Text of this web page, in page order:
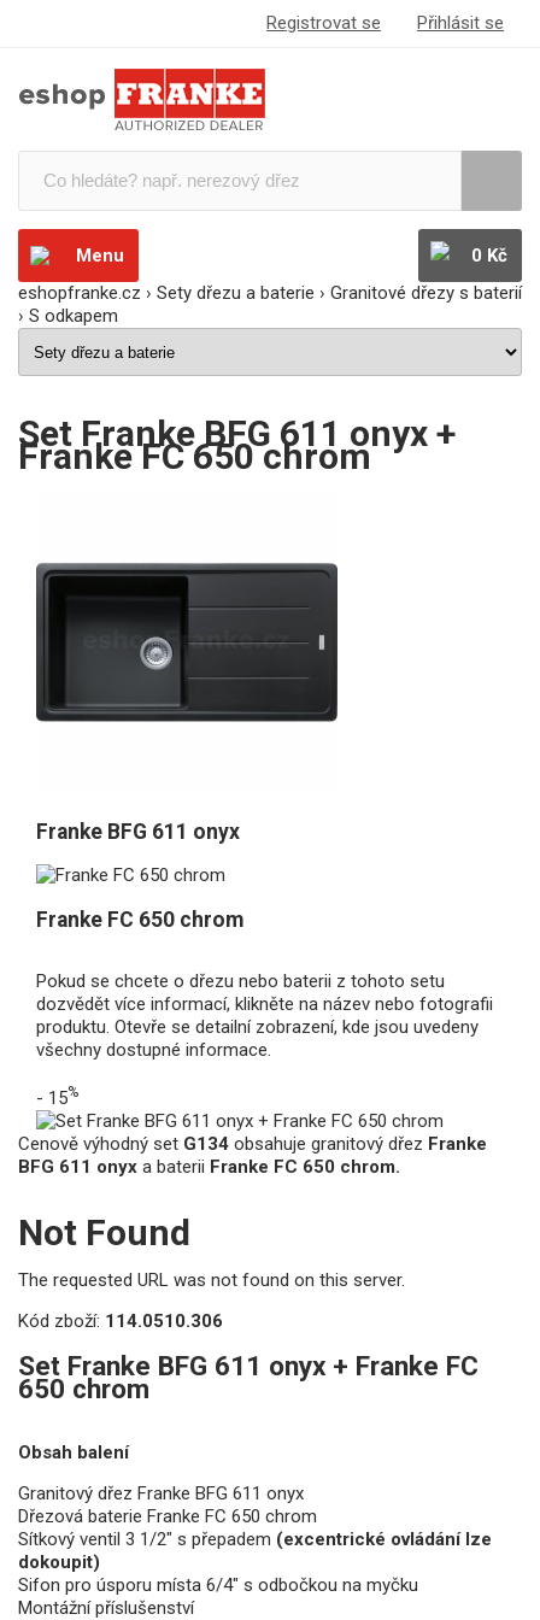
Registrovat se Přihlásit se
Menu
0 Kč
eshopfranke.cz › Sety dřezu a baterie › Granitové dřezy s baterií
› S odkapem
Set Franke BFG 611 onyx +
Franke FC 650 chrom
Franke BFG 611 onyx
Franke FC 650 chrom
Pokud se chcete o dřezu nebo baterii z tohoto setu
dozvědět více informací, klikněte na název nebo fotografii
produktu. Otevře se detailní zobrazení, kde jsou uvedeny
všechny dostupné informace.
- 15%
Cenově výhodný set G134 obsahuje granitový dřez Franke
BFG 611 onyx a baterii Franke FC 650 chrom.
Not Found
The requested URL was not found on this server.
Kód zboží: 114.0510.306
Set Franke BFG 611 onyx + Franke FC
650 chrom
Obsah balení
Granitový dřez Franke BFG 611 onyx
Dřezová baterie Franke FC 650 chrom
Sítkový ventil 3 1/2" s přepadem (excentrické ovládání lze
dokoupit)
Sifon pro úsporu místa 6/4" s odbočkou na myčku
Montážní příslušenství